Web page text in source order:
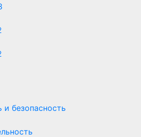
и безопасность